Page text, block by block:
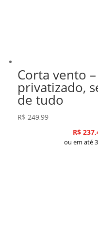
Corta vento
privatizado,
de tudo
R$ 249,99
R$
ou em até